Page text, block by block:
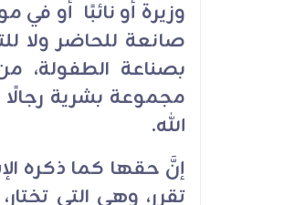
وزيرة أو نائبًا أو
صانعة للحاضر ولا
بصناعة الطفولة،
مجموعة بشرية
الله.
إنَّ حقها كما ذكره
تقرر، وهي التي